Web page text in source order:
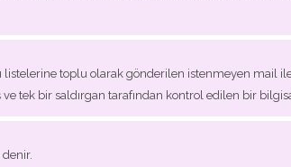
toplu olarak gönderilen istenmeyen mail
tek bir saldırgan tarafından kontrol edilen bir